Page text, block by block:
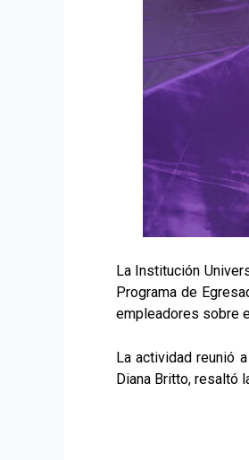
La Institución
Programa de
empleadores sobre
La actividad reunió
Diana Britto, resaltó